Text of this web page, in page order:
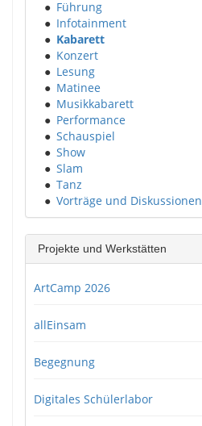
● Führung
● Infotainment
● Kabarett
● Konzert
● Lesung
● Matinee
● Musikkabarett
● Performance
● Schauspiel
● Show
● Slam
● Tanz
● Vorträge und Diskussionen
Projekte und Werkstätten
ArtCamp 2026
allEinsam
Begegnung
Digitales Schülerlabor